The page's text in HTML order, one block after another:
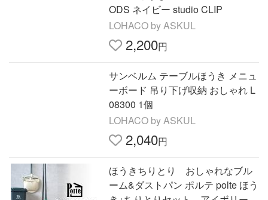
ODS ネイビー studio CLIP
LOHACO by ASKUL
2,200円
サンベルム テーブルほうき メニュ
ーボード 吊り下げ収納 おしゃれ L
08300 1個
LOHACO by ASKUL
2,040円
ほうきちりとり おしゃれなブル
ーム&ダストパン ポルテ polte ほう